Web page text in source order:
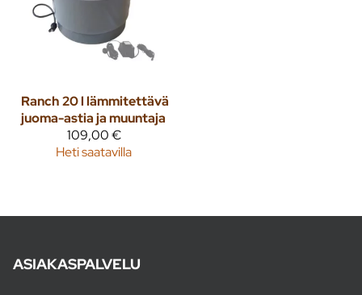
Ranch 20 l lämmitettävä
juoma-astia ja muuntaja
109,00 €
Heti saatavilla
ASIAKASPALVELU